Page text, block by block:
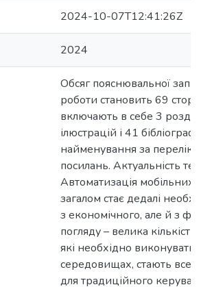
2024-10-07T12:41:26Z
2024
Обсяг пояснювальної
роботи становить 69
включають в себе 3
ілюстрацій і 41
найменування за
посилань. Актуальність
Автоматизація
загалом стає дедалі
з економічного, але й з
погляду – велика кількість
які необхідно виконувати
середовищах, стають все
для традиційного